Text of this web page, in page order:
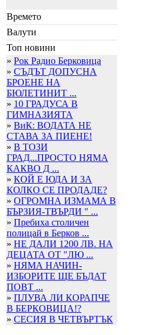
Времето
Валути
Топ новини
» Рок Радио Берковица
» СЪДЪТ ДОПУСНА
БРОЕНЕ НА
БЮЛЕТИНИТ ...
» 10 ГРАДУСА В
ГИМНАЗИЯТА
» ВиК: ВОДАТА НЕ
СТАВА ЗА ПИЕНЕ!
» В ТОЗИ
ГРАД...ПРОСТО НЯМА
КАКВО Д ...
» КОЙ Е ЮДА И ЗА
КОЛКО СЕ ПРОДАДЕ?
» ОГРОМНА ИЗМАМА В
БЪРЗИЯ-ТВЪРДИ " ...
» Пребиха столичен
полицай в Берков ...
» НЕ ДАЛИ 1200 ЛВ. НА
ДЕЦАТА ОТ "ЛЮ ...
» НЯМА НАЧИН-
ИЗБОРИТЕ ЩЕ БЪДАТ
ПОВТ ...
» ПЛУВА ЛИ КОРАПЧЕ
В БЕРКОВИЦА!?
» СЕСИЯ В ЧЕТВЪРТЪК